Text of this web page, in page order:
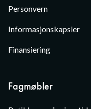
Personvern
Informasjonskapsler
Finansiering
Fagmøbler